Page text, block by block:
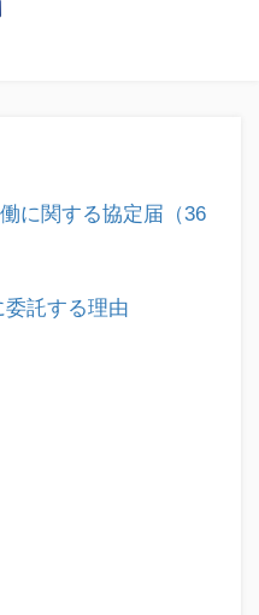
に関する協定届（36
託する理由